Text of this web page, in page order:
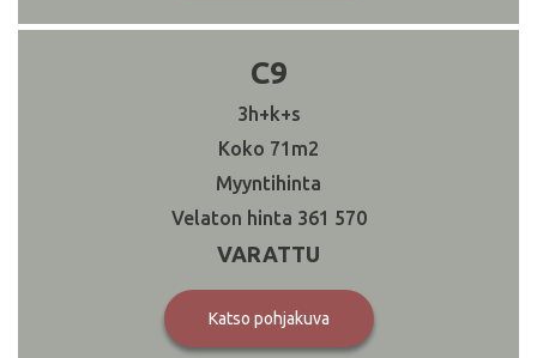
C9
3h+k+s
71
361 570
VARATTU
Katso pohjakuva